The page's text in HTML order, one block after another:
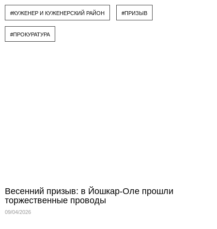
#КУЖЕНЕР И КУЖЕНЕРСКИЙ РАЙОН #ПРИЗЫВ
#ПРОКУРАТУРА
Весенний призыв: в Йошкар-Оле прошли
торжественные проводы
09/04/2026